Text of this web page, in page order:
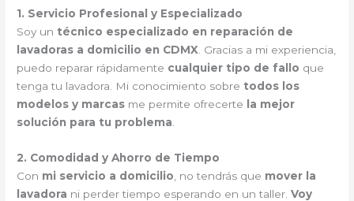
1. Servicio Profesional y Especializado
Soy un técnico especializado en reparación de
lavadoras a domicilio en CDMX . Gracias a mi experiencia,
puedo reparar rápidamente cualquier tipo de fallo que
tenga tu lavadora. Mi conocimiento sobre todos los
modelos y marcas me permite ofrecerte
la mejor
solución para tu problema
2. Comodidad y Ahorro de Tiempo
Con mi servicio a domicilio , no tendrás que mover la
lavadora ni perder tiempo esperando en un taller.Voy